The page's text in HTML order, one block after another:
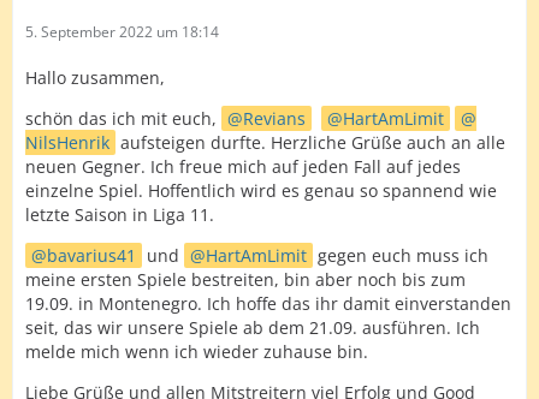
5. September 2022 um 18:14
Hallo zusammen,
schön das ich mit euch,
Revians
HartAmLimit
NilsHenrik aufsteigen durfte. Herzliche Grüße auch an alle
neuen Gegner. Ich freue mich auf jeden Fall auf jedes
einzelne Spiel. Hoffentlich wird es genau so spannend wie
letzte Saison in Liga 11.
bavarius41
und HartAmLimit gegen euch muss ich
meine ersten Spiele bestreiten, bin aber noch bis zum
19.09. in Montenegro. Ich hoffe das ihr damit einverstanden
seit, das wir unsere Spiele ab dem 21.09. ausführen. Ich
melde mich wenn ich wieder zuhause bin.
Liebe Grüße und allen Mitstreitern viel Erfolg und Good